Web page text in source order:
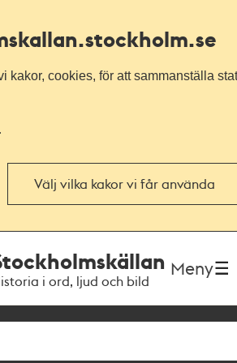
.stockholm.se
kakor, cookies, för att sammanställa
Välj vilka kakor vi får använda
i ord, ljud och bild
Meny